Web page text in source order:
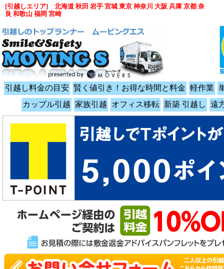
引越し料金の目安 賢く値引き！お得な時間と料金 軽作業
カップル引越 家族引越 オフィス移転 新築 引越し 遠
[引越しエリア] 北海道 秋田 岩手 宮城 東京 神奈川 大阪 兵庫 京都 奈
良 和歌山 福岡 宮崎